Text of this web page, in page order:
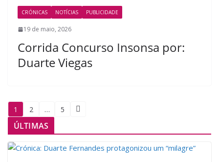
CRÓNICAS NOTÍCIAS PUBLICIDADE
19 de maio, 2026
Corrida Concurso Insonsa por:
Duarte Viegas
Paginação
de
posts
1 2 … 5
ÚLTIMAS